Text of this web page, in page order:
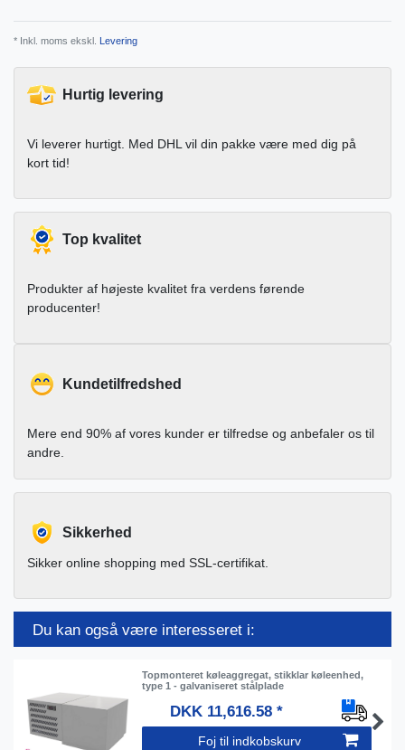
* Inkl. moms ekskl. Levering
Hurtig levering
Vi leverer hurtigt. Med DHL vil din pakke være med dig på
kort tid!
Top kvalitet
Produkter af højeste kvalitet fra verdens førende
producenter!
Kundetilfredshed
Mere end 90% af vores kunder er tilfredse og anbefaler os til
andre.
Sikkerhed
Sikker online shopping med SSL-certifikat.
Du kan også være interesseret i:
Topmonteret køleaggregat, stikklar køleenhed,
type 1 - galvaniseret stålplade
DKK 11,616.58 *
Foj til indkobskurv